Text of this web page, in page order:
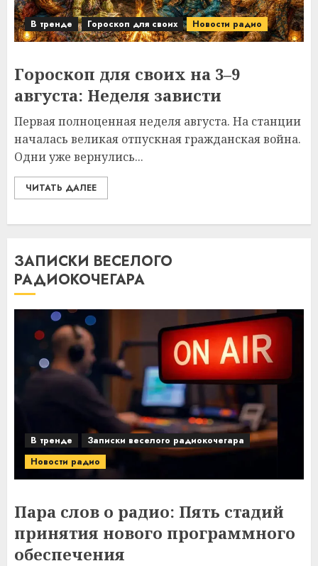
В тренде Гороскоп для своих Новости радио
Гороскоп для своих на 3–9
августа: Неделя зависти
Первая полноценная неделя августа. На станции
началась великая отпускная гражданская война.
Одни уже вернулись...
ЧИТАТЬ ДАЛЕЕ
ЗАПИСКИ ВЕСЕЛОГО
РАДИОКОЧЕГАРА
В тренде
Записки веселого радиокочегара
Новости радио
Пара слов о радио: Пять стадий
принятия нового программного
обеспечения